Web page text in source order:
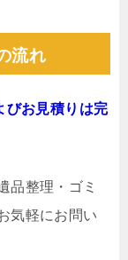
流れ
びお見積りは完
品整理・ゴミ
気軽にお問い